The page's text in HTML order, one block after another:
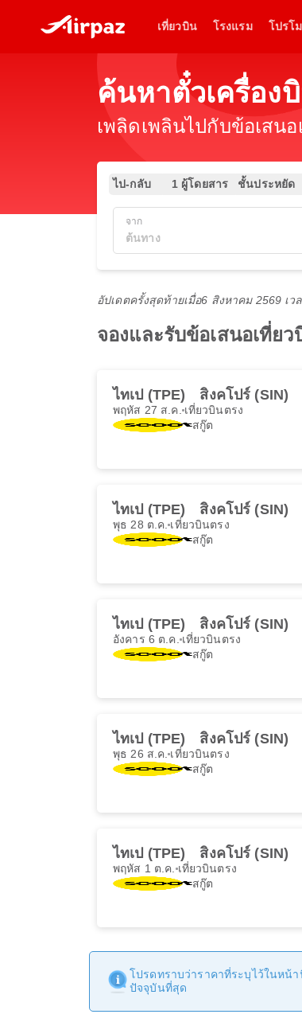
เที่ยวบิน โรงแรม โปรโ
ค้นหาตั๋วเครื่อง
เพลิดเพลินไปกับข้อเสน
ไป-กลับ 1 ผู้โดยสาร ชั้นประหยัด
จาก
อัปเดตครั้งสุดท้ายเมื่อ6 สิงหาคม 2569 เว
จองและรับข้อเสนอเที่ย
ไทเป (TPE) สิงคโปร์ (SIN)
พฤหัส 27 ส.ค. เที่ยวบินตรง
สกู๊ต
ไทเป (TPE) สิงคโปร์ (SIN)
พุธ 28 ต.ค. เที่ยวบินตรง
สกู๊ต
ไทเป (TPE) สิงคโปร์ (SIN)
อังคาร 6 ต.ค. เที่ยวบินตรง
สกู๊ต
ไทเป (TPE) สิงคโปร์ (SIN)
พุธ 26 ส.ค. เที่ยวบินตรง
สกู๊ต
ไทเป (TPE) สิงคโปร์ (SIN)
พฤหัส 1 ต.ค. เที่ยวบินตรง
สกู๊ต
โปรดทราบว่าราคาที่ระบุไว้ในหน้
ปัจจุบันที่สุด